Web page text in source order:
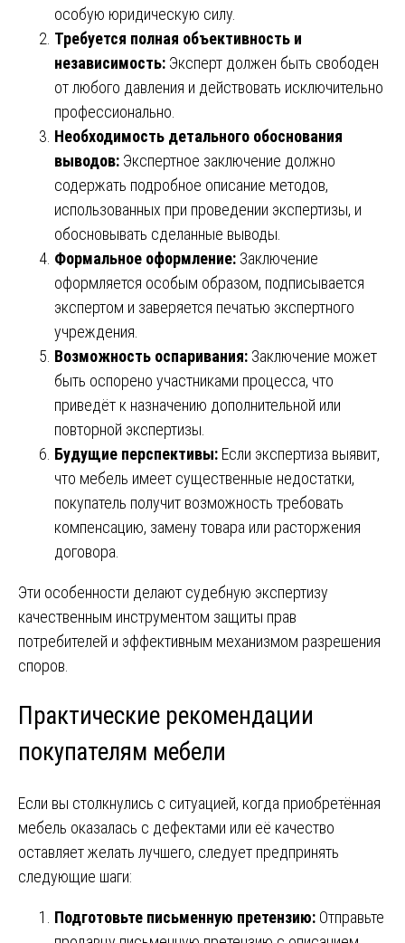
особую юридическую силу.
Требуется полная объективность и
независимость: Эксперт должен быть свободен
от любого давления и действовать исключительно
профессионально.
Необходимость детального обоснования
выводов: Экспертное заключение должно
содержать подробное описание методов,
использованных при проведении экспертизы, и
обосновывать сделанные выводы.
Формальное оформление: Заключение
оформляется особым образом, подписывается
экспертом и заверяется печатью экспертного
учреждения.
Возможность оспаривания: Заключение может
быть оспорено участниками процесса, что
приведёт к назначению дополнительной или
повторной экспертизы.
Будущие перспективы: Если экспертиза выявит,
что мебель имеет существенные недостатки,
покупатель получит возможность требовать
компенсацию, замену товара или расторжения
договора.
Эти особенности делают судебную экспертизу
качественным инструментом защиты прав
потребителей и эффективным механизмом разрешения
споров.
Практические рекомендации
покупателям мебели
Если вы столкнулись с ситуацией, когда приобретённая
мебель оказалась с дефектами или её качество
оставляет желать лучшего, следует предпринять
следующие шаги:
Подготовьте письменную претензию: Отправьте